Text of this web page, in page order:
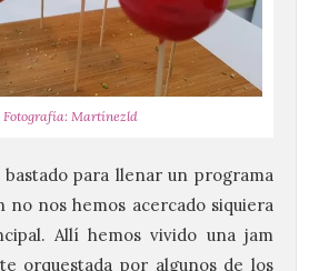
Fotografía: Martínezld
para llenar un programa
no nos hemos acercado siquiera
Allí hemos vivido una jam
orquestada por algunos de los